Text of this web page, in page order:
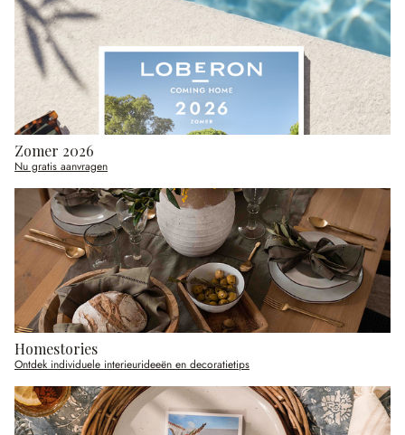
Zomer 2026
Nu gratis aanvragen
Homestories
Ontdek individuele interieurideeën en decoratietips